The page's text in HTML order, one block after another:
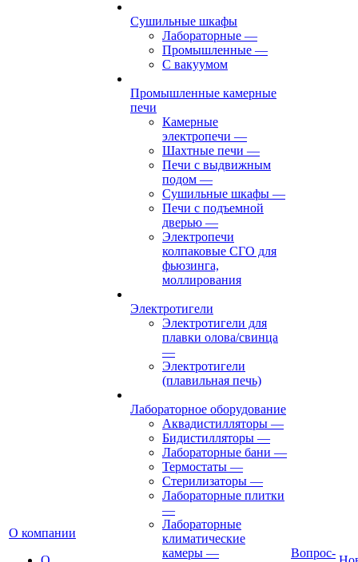
О компании
Сушильные шкафы
Лабораторные —
Промышленные —
С вакуумом
Промышленные камерные
печи
Камерные
электропечи —
Шахтные печи —
Печи с выдвижным
подом —
Сушильные шкафы —
Печи с подъемной
дверью —
Электропечи
колпаковые СГО для
фьюзинга,
моллирования
Электротигели
Электротигели для
плавки олова/свинца
—
Электротигели
(плавильная печь)
Лабораторное оборудование
Аквадистилляторы —
Бидистилляторы —
Лабораторные бани —
Термостаты —
Стерилизаторы —
Лабораторные плитки
—
Лабораторные
климатические
камеры —
Вопрос-